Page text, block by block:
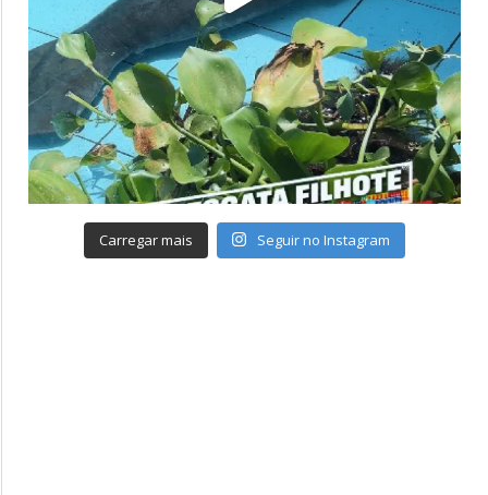
Carregar mais Seguir no Instagram